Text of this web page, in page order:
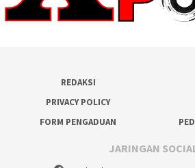
REDAKSI
PRIVACY POLICY
FORM PENGADUAN
JARINGAN